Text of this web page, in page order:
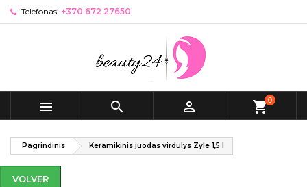
Telefonas: +370 672 27650
   shopping_cart0
Pagrindinis Keramikinis juodas virdulys Zyle 1,5 l
VOLVER